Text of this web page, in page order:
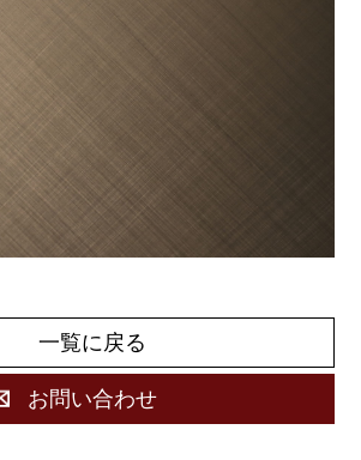
一覧に戻る
お問い合わせ